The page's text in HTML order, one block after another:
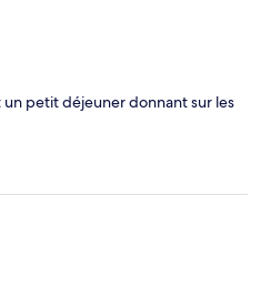
petit déjeuner donnant sur les